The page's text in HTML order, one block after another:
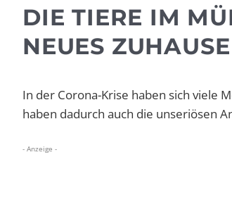
DIE TIERE IM
NEUES ZUHAUSE
In der Corona-Krise haben sich viele
haben dadurch auch die unseriösen
- Anzeige -